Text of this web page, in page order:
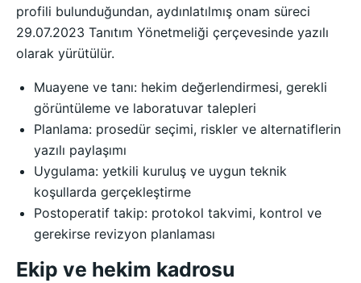
profili bulunduğundan, aydınlatılmış onam süreci
29.07.2023 Tanıtım Yönetmeliği çerçevesinde yazılı
olarak yürütülür.
Muayene ve tanı: hekim değerlendirmesi, gerekli
görüntüleme ve laboratuvar talepleri
Planlama: prosedür seçimi, riskler ve alternatiflerin
yazılı paylaşımı
Uygulama: yetkili kuruluş ve uygun teknik
koşullarda gerçekleştirme
Postoperatif takip: protokol takvimi, kontrol ve
gerekirse revizyon planlaması
Ekip ve hekim kadrosu